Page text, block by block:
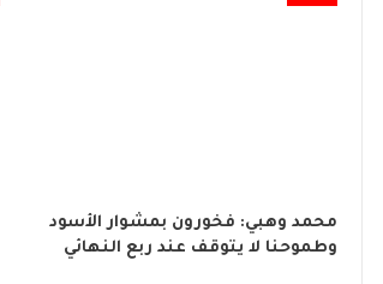
محمد وهبي: فخورون بمشوار الأسود
وطموحنا لا يتوقف عند ربع النهائي